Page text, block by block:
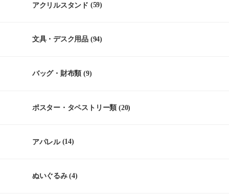
アクリルスタンド (59)
文具・デスク用品 (94)
バッグ・財布類 (9)
ポスター・タペストリー類 (20)
アパレル(14)
ぬいぐるみ(4)